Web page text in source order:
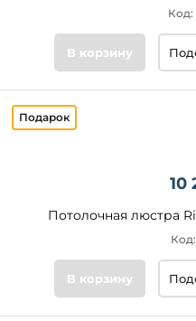
Код:
В корзину
10
Потолочная люстра
Код:
В корзину